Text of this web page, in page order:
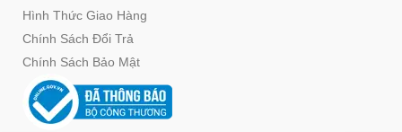
Hình Thức Giao Hàng
Chính Sách Đổi Trả
Chính Sách Bảo Mật